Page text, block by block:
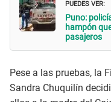
PUEDES VER:
Puno:
hampón
pasajeros
Pese a las pruebas, la
Sandra Chuquilín